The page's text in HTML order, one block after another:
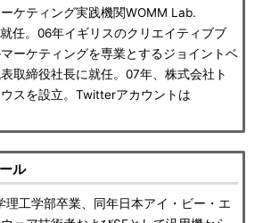
ケティング実践機関WOMM Lab.
任。06年イギリスのクリエイティブブ
ーケティングを専業とするジョイントベ
取締役社長に就任。07年、株式会社ト
スを設立。Twitterアカウントは
ル
理工学部卒業、同年日本アイ・ビー・エ